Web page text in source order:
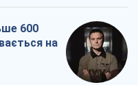
600
на